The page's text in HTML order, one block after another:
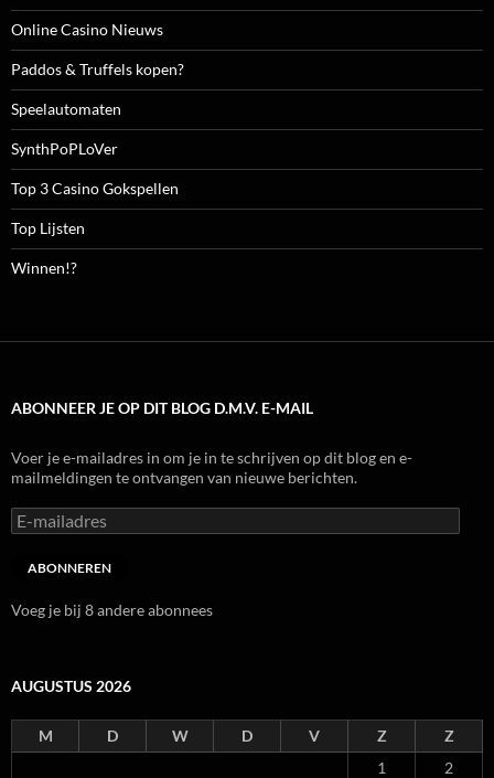
Online Casino Nieuws
Paddos & Truffels kopen?
Speelautomaten
SynthPoPLoVer
Top 3 Casino Gokspellen
Top Lijsten
Winnen!?
ABONNEER JE OP DIT BLOG D.M.V. E-MAIL
Voer je e-mailadres in om je in te schrijven op dit blog en e-
mailmeldingen te ontvangen van nieuwe berichten.
E-
mailadres
ABONNEREN
Voeg je bij 8 andere abonnees
AUGUSTUS 2026
M D W D V Z
Z
1
2